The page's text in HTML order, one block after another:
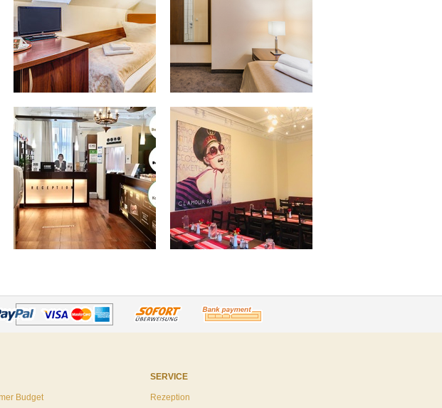
Budget
SERVICE
Rezeption